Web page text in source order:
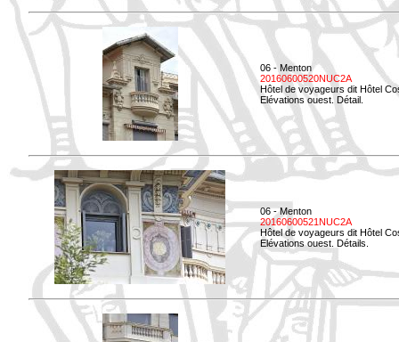
06 - Menton
20160600520NUC2A
Hôtel de voyageurs dit Hôtel
Elévations ouest. Détail.
06 - Menton
20160600521NUC2A
Hôtel de voyageurs dit Hôtel
Elévations ouest. Détails.